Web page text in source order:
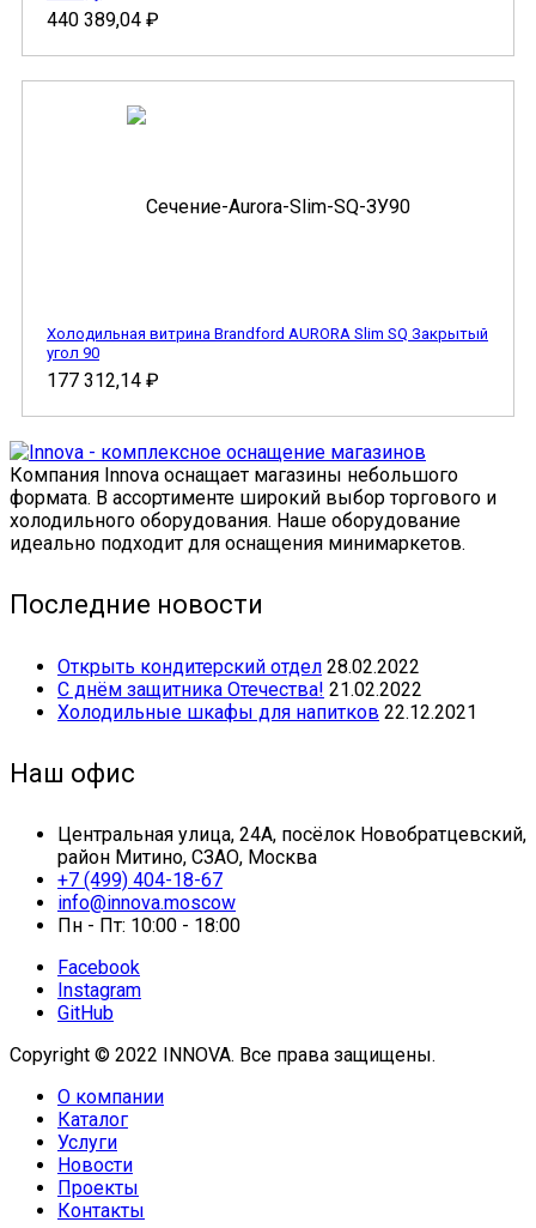
440 389,04 ₽
Холодильная витрина Brandford AURORA Slim SQ Закрытый
угол 90
177 312,14 ₽
Компания Innova оснащает магазины небольшого
формата. В ассортименте широкий выбор торгового и
холодильного оборудования. Наше оборудование
идеально подходит для оснащения минимаркетов.
Последние новости
Открыть кондитерский отдел 28.02.2022
С днём защитника Отечества! 21.02.2022
Холодильные шкафы для напитков 22.12.2021
Наш офис
Центральная улица, 24А, посёлок Новобратцевский,
район Митино, СЗАО, Москва
+7 (499) 404-18-67
info@innova.moscow
Пн - Пт: 10:00 - 18:00
Facebook
Instagram
GitHub
Copyright © 2022 INNOVA. Все права защищены.
О компании
Каталог
Услуги
Новости
Проекты
Контакты